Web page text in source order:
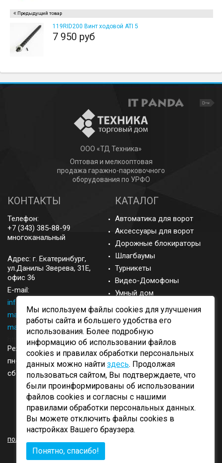
Предыдущий товар
119RID200 Винт ходовой ATI 5
7 950 руб
ООО «ТД Техника»
Оптовая и мелкооптовая
продажа гаражно-парковочного
оборудования по УРФО
КОНТАКТЫ
Телефон:
+7 (343) 385-88-99
многоканальный
Адрес: г. Екатеринбург,
ул.Данилы Зверева, 31Е,
офис 36
E-mail:
info@came-ekb.ru
manager@came-ekb.ru,
manager2@came-ekb.ru,
https://tt.me/came-ekb
Режим работы:
пн-пт: с 8:00-17:00
сб-вск: выходные
КАТАЛОГ
Автоматика для ворот
Аксессуары для ворот
Дорожные блокираторы
Шлагбаумы
Турникеты
Видео-Домофоны
Умный дом
Запасные части
Аксессуары
ОБРАТНЫЙ ЗВОНОК
Мы используем файлы cookies для улучшения
работы сайта и большего удобства его
использования. Более подробную
информацию об использовании файлов
cookies и правилах обработки персональных
данных можно найти здесь. Продолжая
пользоваться сайтом, Вы подтверждаете, что
были проинформированы об использовании
файлов cookies и согласны с нашими
правилами обработки персональных данных.
Вы можете отключить файлы cookies в
настройках Вашего браузера.
Понятно, спасибо!
политика конфиденциальности